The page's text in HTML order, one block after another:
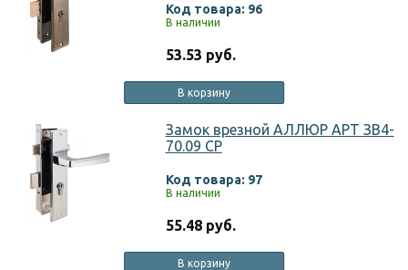
Код товара: 96
В наличии
53.53 руб.
В корзину
Замок врезной АЛЛЮР АРТ ЗВ4-
70.09 CP
Код товара: 97
В наличии
55.48 руб.
В корзину